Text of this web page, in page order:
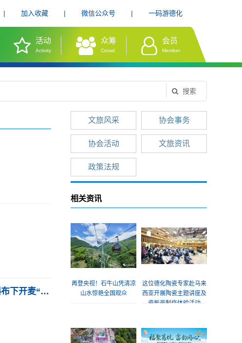
| 加入收藏 | 微信公众号 | 一码游德化
活动
Activity
众筹
Crowd
会员
Member
搜索
福建省溪谷文旅生活季解锁夏日清凉玩法 别人避暑靠空调你在德化瀑布下开麦“喊泉”喝咖啡
文旅风采 协会事务
协会活动 文旅资讯
政策法规
相关资讯
再登央视！石牛山凭清凉
山水惊艳全国观众
这位德化陶瓷专家赴马来
西亚开展陶瓷主题讲座及
瓷板画制作体验活动